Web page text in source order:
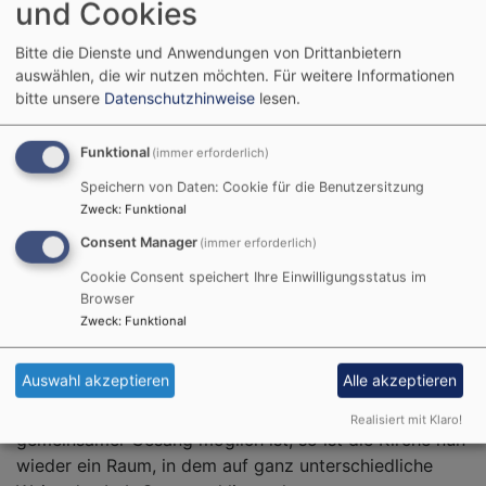
Startseite
Wiedereinweihung der St. Hieronymus-Kirche in
Wachenhofen
Bildrechte beim Autor
Am 3. Advent wurde von
Regionalbischöfin Gisela
eingeweiht. In ihrer Predigt
in der Zeit der Pandemie und
den damit verbundenen nötigen Einschränkungen
schon etwas Besonderes sei. Auch wenn zurzeit kein
gemeinsamer Gesang möglich ist, so ist die Kirche nun
wieder ein Raum, in dem auf ganz unterschiedliche
und Cookies
Bitte die Dienste und Anwendungen von Drittanbietern
auswählen, die wir nutzen möchten. Für weitere Informationen
bitte unsere Datenschutzhinweise lesen.
Funktional (immer erforderlich)
Speichern von Daten: Cookie für die Benutzersitzung
Zweck: Funktional
Consent Manager (immer erforderlich)
Cookie Consent speichert Ihre Einwilligungsstatus im
Browser
Zweck: Funktional
Auswahl akzeptieren Alle akzeptieren
Realisiert mit Klaro!